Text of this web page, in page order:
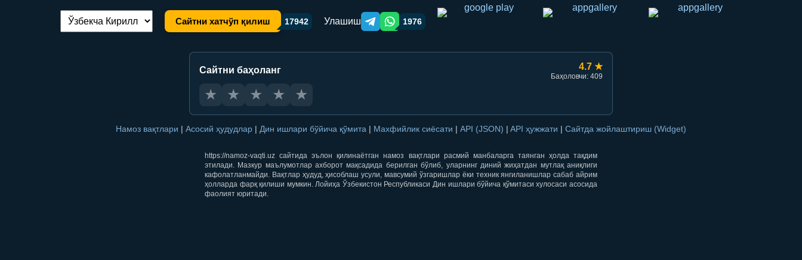
Тилни алмаштириш: Сайтни хатчўп қилиш 17942 Улашиш Telegram orqali ulashish
WhatsApp orqali ulashish
1976
Сайтни баҳоланг 4.7 ★
Баҳоловчи: 409
★ ★ ★ ★ ★
Намоз вақтлари | Асосий ҳудудлар | Дин ишлари бўйича қўмита | Махфийлик сиёсати | API (JSON) | API ҳужжати | Сайтда жойлаштириш (Widget)
https://namoz-vaqti.uz сайтида эълон қилинаётган намоз вақтлари расмий манбаларга таянган ҳолда тақдим
этилади. Мазкур маълумотлар ахборот мақсадида берилган бўлиб, уларнинг диний жиҳатдан мутлақ аниқлиги
кафолатланмайди. Вақтлар ҳудуд, ҳисоблаш усули, мавсумий ўзгаришлар ёки техник янгиланишлар сабаб айрим
ҳолларда фарқ қилиши мумкин. Лойиҳа Ўзбекистон Республикаси Дин ишлари бўйича қўмитаси хулосаси асосида
фаолият юритади.